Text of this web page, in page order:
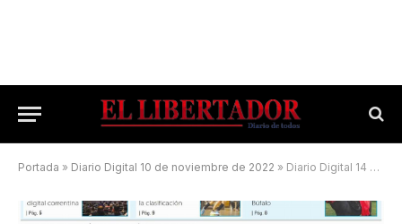
Portada » Diario Digital 10 de noviembre de 2022 » Diario Digital 14 de noviembre de 2025